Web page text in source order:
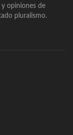
opiniones de
pluralismo.